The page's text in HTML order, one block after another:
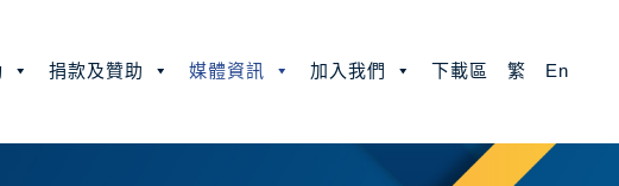
捐款及贊助 媒體資訊 加入我們 下載區 繁 En